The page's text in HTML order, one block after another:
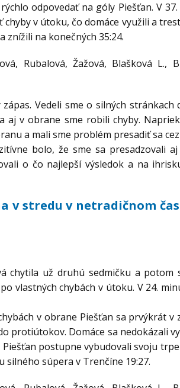
odpovedať na góly Piešťan. V
v útoku, čo domáce využili a
znížili na konečných 35:24.
Rubalová, Žažová, Blašková L.,
Vedeli sme o silných stránkach
aj v obrane sme robili chyby.
a mali sme problém presadiť sa
bolo, že sme sa presadzovali aj
o čo najlepší výsledok a na
v stredu v netradičnom
chytila už druhú sedmičku a potom
vlastných chybách v útoku. V 24.
v obrane Piešťan sa prvýkrát v
protiútokov. Domáce sa nedokázali
postupne vybudovali svoju
silného súpera v Trenčíne 19:27.